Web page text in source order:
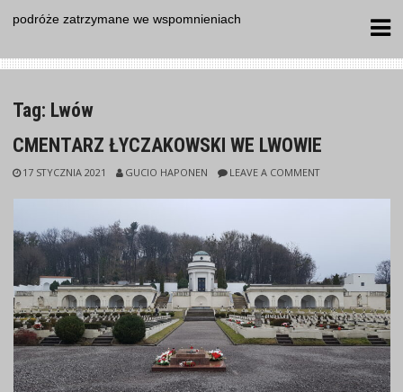
podróże zatrzymane we wspomnieniach
Tag: Lwów
CMENTARZ ŁYCZAKOWSKI WE LWOWIE
17 STYCZNIA 2021 GUCIO HAPONEN LEAVE A COMMENT